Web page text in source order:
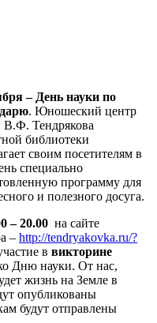
– День науки по
. Юношеский центр
В.Ф. Тендрякова
библиотеки
своим посетителям в
специально
программу для
и полезного досуга.
– 20.00 на сайте
– http://tendryakovka.ru/?
в викторине
Дню науки. От нас,
жизнь на Земле в
опубликованы
будут отправлены